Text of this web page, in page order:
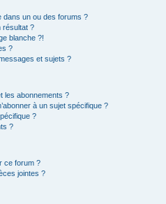
dans un ou des forums ?
résultat ?
blanche ?!
?
et sujets ?
les abonnements ?
à un sujet spécifique ?
?
?
ce forum ?
jointes ?